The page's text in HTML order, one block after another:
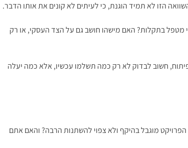
מטפל בתקלות? האם מישהו חושב גם על הצד העסקי, או רק
חשוב לבדוק לא רק כמה תשלמו עכשיו, אלא כמה יעלה
מוגבל בהיקף ולא צפוי להשתנות הרבה? והאם אתם